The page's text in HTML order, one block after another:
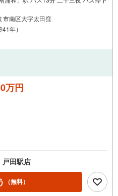
市南区大字太田窪
年）
万円
田駅店
（無料）